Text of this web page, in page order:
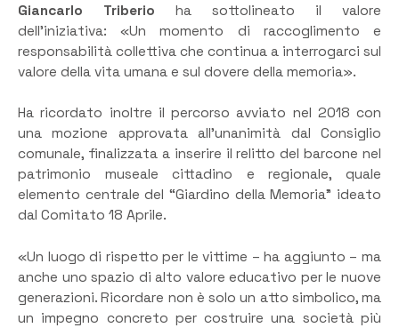
Giancarlo Triberio ha sottolineato il valore
dell’iniziativa: «Un momento di raccoglimento e
responsabilità collettiva che continua a interrogarci sul
valore della vita umana e sul dovere della memoria».
Ha ricordato inoltre il percorso avviato nel 2018 con
una mozione approvata all’unanimità dal Consiglio
comunale, finalizzata a inserire il relitto del barcone nel
patrimonio museale cittadino e regionale, quale
elemento centrale del “Giardino della Memoria” ideato
dal Comitato 18 Aprile.
«Un luogo di rispetto per le vittime – ha aggiunto – ma
anche uno spazio di alto valore educativo per le nuove
generazioni. Ricordare non è solo un atto simbolico, ma
un impegno concreto per costruire una società più